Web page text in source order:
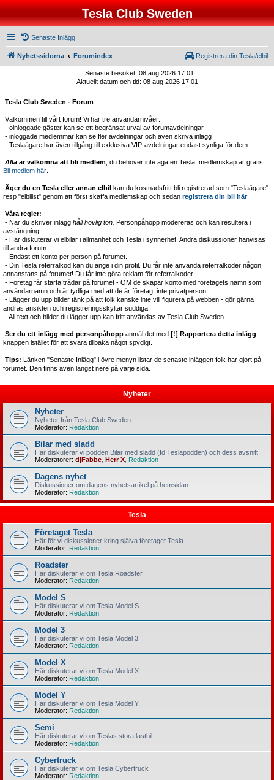
Tesla Club Sweden
Senaste Inlägg
Nyhetssidorna Forumindex Registrera din Tesla/elbil
Senaste besöket: 08 aug 2026 17:01
Aktuellt datum och tid: 08 aug 2026 17:01
Tesla Club Sweden - Forum
Välkommen till vårt forum! Vi har tre användarnivåer:
- oinloggade gäster kan se ett begränsat urval av forumavdelningar
- inloggade medlemmar kan se fler avdelningar och även skriva inlägg
- Teslaägare har även tillgång till exklusiva VIP-avdelningar endast synliga för dem
Alla är välkomna att bli medlem , du behöver inte äga en Tesla, medlemskap är gratis.
Bli medlem här
Äger du en Tesla eller annan elbil kan du kostnadsfritt bli registrerad som "Teslaägare"
resp "elbilist" genom att först skaffa medlemskap och sedan registrera din bil här.
Våra regler:
- När du skriver inlägg håll hövlig ton. Personpåhopp modereras och kan resultera i
avstängning.
- Här diskuterar vi elbilar i allmänhet och Tesla i synnerhet. Andra diskussioner hänvisas
till andra forum.
- Endast ett konto per person på forumet.
- Din Tesla referralkod kan du ange i din profil. Du får inte använda referralkoder någon
annanstans på forumet! Du får inte göra reklam för referralkoder.
- Företag får starta trådar på forumet - OM de skapar konto med företagets namn som
användarnamn och är tydliga med att de är företag, inte privatperson.
- Lägger du upp bilder tänk på att folk kanske inte vill figurera på webben - gör gärna
andras ansikten och registreringsskyltar suddiga.
- All text och bilder du lägger upp kan fritt användas av Tesla Club Sweden.
Ser du ett inlägg med personpåhopp anmäl det med [!] Rapportera detta inlägg
knappen istället för att svara tillbaka något spydigt.
Tips: Länken "Senaste Inlägg" i övre menyn listar de senaste inläggen folk har gjort på
forumet. Den finns även längst nere på varje sida.
Nyheter
Nyheter
Nyheter från Tesla Club Sweden
Moderator: Redaktion
Bilar med sladd
Här diskuterar vi podden Bilar med sladd (fd Teslapodden) och dess avsnitt.
Moderatorer: djFabbe Herr X Redaktion
Dagens nyhet
Diskussioner om dagens nyhetsartikel på hemsidan
Moderator: Redaktion
Tesla
Företaget Tesla
Här för vi diskussioner kring själva företaget Tesla
Moderator: Redaktion
Roadster
Här diskuterar vi om Tesla Roadster
Moderator: Redaktion
Model S
Här diskuterar vi om Tesla Model S
Moderator: Redaktion
Model 3
Här diskuterar vi om Tesla Model 3
Moderator: Redaktion
Model X
Här diskuterar vi om Tesla Model X
Moderator: Redaktion
Model Y
Här diskuterar vi om Tesla Model Y
Moderator: Redaktion
Semi
Här diskuterar vi om Teslas stora lastbil
Moderator: Redaktion
Cybertruck
Här diskuterar vi om Tesla Cybertruck
Moderator: Redaktion